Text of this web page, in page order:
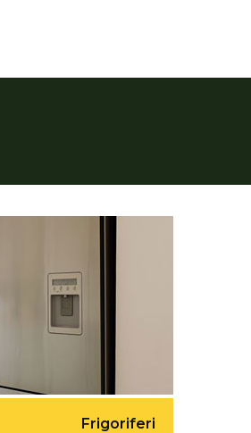
Frigoriferi